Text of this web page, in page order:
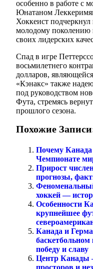
особенно в работе с
Юнатаном
Хоккеист
молодому поколению
своих лидерских
Спад в игре
восьмилетнего
долларов,
«Кэнакс» также
под руководством
Фута, стремясь
прошлого сезона.
Похожие
Почему Канада
Чемпионате
Прирост
прогнозы,
хоккей —
Особенности
крупнейшее
Канада и
победу и славу
Центр Канады